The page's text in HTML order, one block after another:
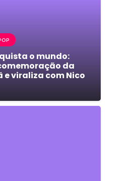
o mundo:
da
e viraliza com Nico